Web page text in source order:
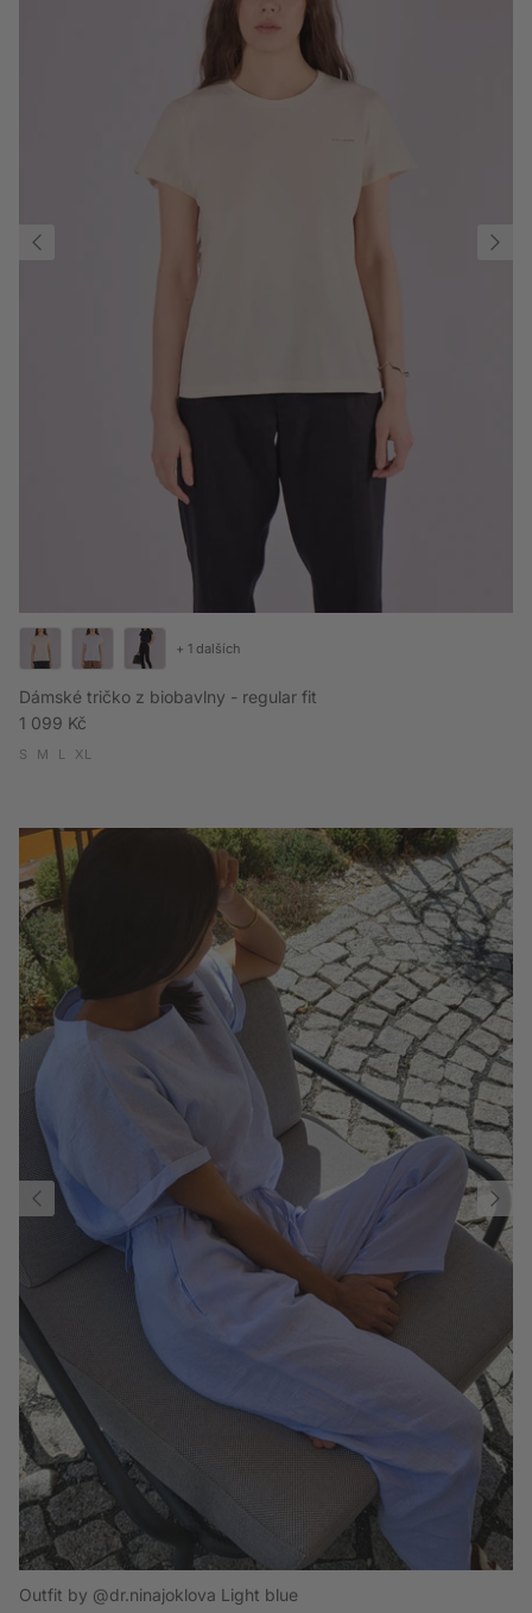
Dámské tričko z biobavlny - regular fit
Běžná cena
1 099 Kč
S M L XL
+ 1 dalších
Outfit by @dr.ninajoklova Light blue